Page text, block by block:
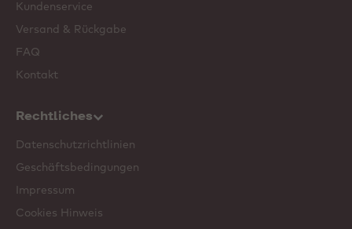
Kundenservice
Versand & Rückgabe
FAQ
Kontakt
Rechtliches
Datenschutzrichtlinien
Geschäftsbedingungen
Impressum
Cookies Hinweis